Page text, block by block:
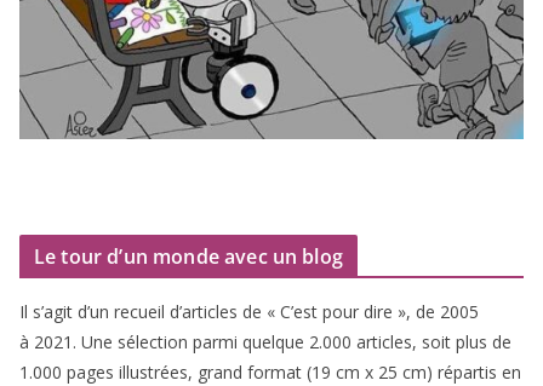
Le tour d’un monde avec un blog
Il s’agit d’un recueil d’ar­ticles de « C’est pour dire », de 2005
à 2021 . Une sélec­tion par­mi quelque 2.000 articles, soit plus de
1 .000 pages illus­trées, grand for­mat (19 cm x 25 cm) répar­tis en